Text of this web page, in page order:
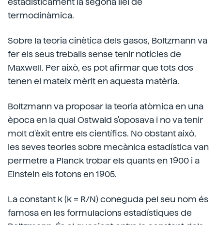
termodinàmica.
Sobre la teoria cinètica dels gasos, Boltzmann va
fer els seus treballs sense tenir notícies de
Maxwell. Per això, es pot afirmar que tots dos
tenen el mateix mèrit en aquesta matèria.
Boltzmann va proposar la teoria atòmica en una
època en la qual Ostwald s'oposava i no va tenir
molt d'èxit entre els científics. No obstant això,
les seves teories sobre mecànica estadística van
permetre a Planck trobar els quants en 1900 i a
Einstein els fotons en 1905.
La constant k (k = R/N) coneguda pel seu nom és
famosa en les formulacions estadístiques de